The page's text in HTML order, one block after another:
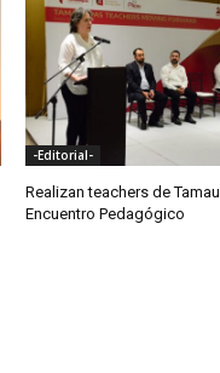
-Editorial-
Realizan teachers de
Encuentro Pedagógico